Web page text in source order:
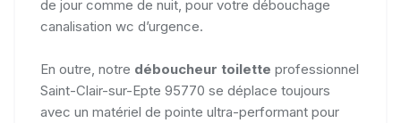
de jour comme de nuit, pour votre débouchage
canalisation wc d’urgence.
En outre, notre déboucheur toilette professionnel
Saint-Clair-sur-Epte 95770 se déplace toujours
avec un matériel de pointe ultra-performant pour